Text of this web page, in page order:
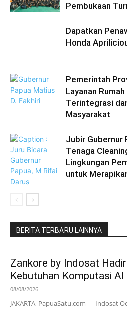
Pembukaan
Dapatkan
Honda
Pemerintah
Layanan
Terintegrasi
Masyarakat
Jubir Gubernur
Tenaga
Lingkungan
untuk
BERITA TERBARU LAINNYA
Zankore by Indosat
Kebutuhan Komputasi AI
08/08/2026
JAKARTA, PapuaSatu.com — Indosat